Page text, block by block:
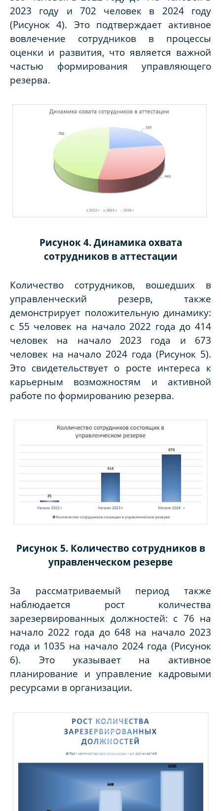
2023 году и 702 человек в 2024 году
(Рисунок 4). Это подтверждает активное
вовлечение сотрудников в процессы
оценки и развития, что является важной
частью формирования управляющего
резерва.
Рисунок 4. Динамика охвата
сотрудников в аттестации
Количество сотрудников, вошедших в
управленческий резерв, также
демонстрирует положительную динамику:
с 55 человек на начало 2022 года до 414
человек на начало 2023 года и 673
человек на начало 2024 года (Рисунок 5).
Это свидетельствует о росте интереса к
карьерным возможностям и активной
работе по формированию резерва.
Рисунок 5. Количество сотрудников в
управленческом резерве
За рассматриваемый период также
наблюдается рост количества
зарезервированных должностей: с 76 на
начало 2022 года до 648 на начало 2023
года и 1035 на начало 2024 года (Рисунок
6). Это указывает на активное
планирование и управление кадровыми
ресурсами в организации.